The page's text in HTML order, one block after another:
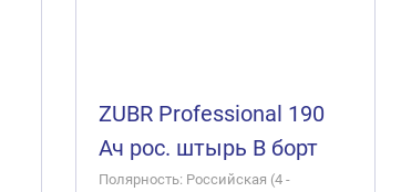
ZUBR Professional 190
Ач рос. штырь B борт
Полярность: Российская (4 -